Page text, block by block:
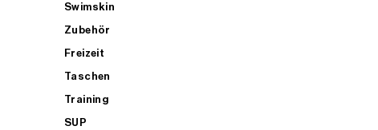
Swimskin
Zubehör
Freizeit
Taschen
Training
SUP